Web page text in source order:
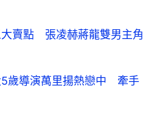
大賣點 張凌赫蔣龍雙男主角
5歲導演萬里揚熱戀中 牽手